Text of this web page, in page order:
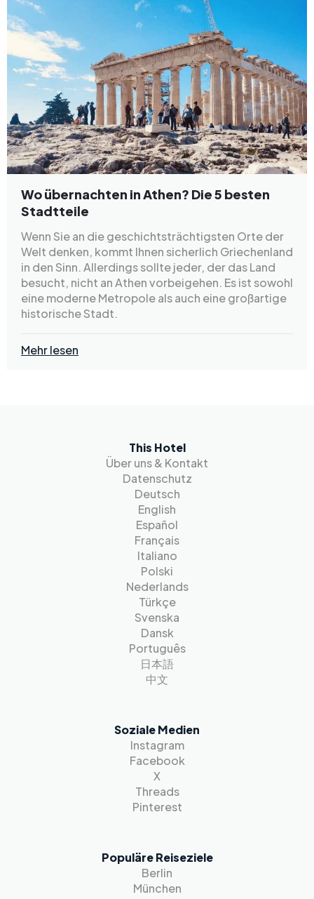
Wo übernachten in Athen? Die 5 besten
Stadtteile
Wenn Sie an die geschichtsträchtigsten Orte der
Welt denken, kommt Ihnen sicherlich Griechenland
in den Sinn. Allerdings sollte jeder, der das Land
besucht, nicht an Athen vorbeigehen. Es ist sowohl
eine moderne Metropole als auch eine großartige
historische Stadt.
Mehr lesen
This Hotel
Über uns & Kontakt
Datenschutz
Deutsch
English
Español
Français
Italiano
Polski
Nederlands
Türkçe
Svenska
Dansk
Português
日本語
中文
Soziale Medien
Instagram
Facebook
X
Threads
Pinterest
Populäre Reiseziele
Berlin
München